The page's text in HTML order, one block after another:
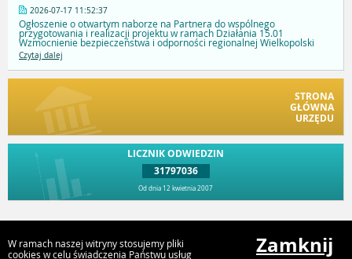
2026-07-17 11:52:37
Ogłoszenie o otwartym naborze na Partnera do wspólnego
przygotowania i realizacji projektu w ramach Działania 15.01
Wzmocnienie bezpieczeństwa i odporności regionalnej Wielkopolski
Czytaj dalej
STRONA
GŁÓWNA
URZĘDU
LICZNIK ODWIEDZIN
31797036
Od dnia 12 kwietnia 2007
W ramach naszej witryny stosujemy pliki
cookies w celu świadczenia Państwu usług
Zamknij